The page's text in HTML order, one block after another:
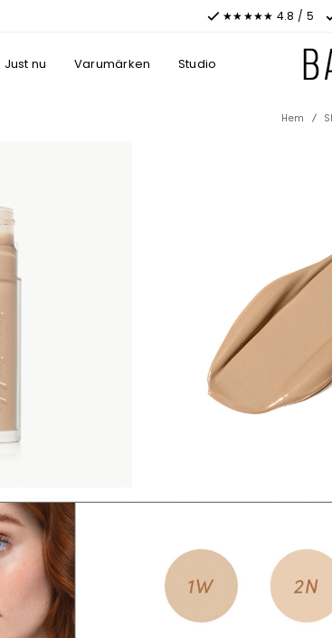
★★★★★ 4.8 / 5
Just nu Varumärken Studio
Hem